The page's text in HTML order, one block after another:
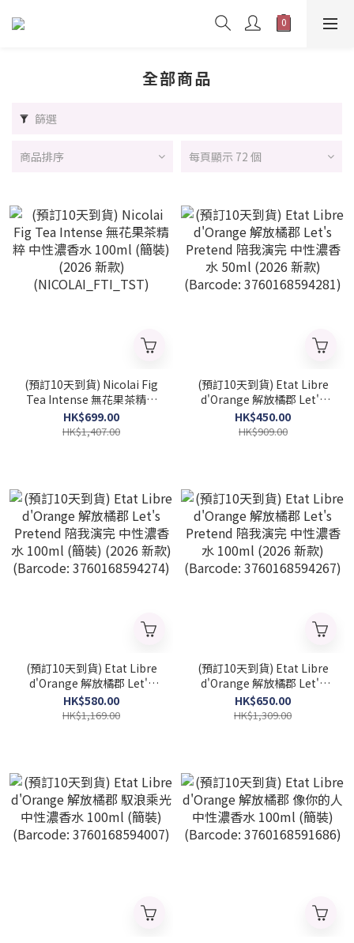
全部商品
篩選
商品排序 每頁顯示 72 個
(預訂10天到貨) Nicolai Fig
Tea Intense 無花果茶精粹
中性濃香水 100ml (簡裝)
(2026 新款)
HK$699.00
HK$1,407.00
(預訂10天到貨) Etat Libre
d'Orange 解放橘郡 Let's
Pretend 陪我演完 中性濃香
水 50ml (2026 新款)
HK$450.00
HK$909.00
(預訂10天到貨) Etat Libre
d'Orange 解放橘郡 Let's
Pretend 陪我演完 中性濃香
水 100ml (簡裝) (2026 新款)
HK$580.00
HK$1,169.00
(預訂10天到貨) Etat Libre
d'Orange 解放橘郡 Let's
Pretend 陪我演完 中性濃香
水 100ml (2026 新款)
HK$650.00
HK$1,309.00